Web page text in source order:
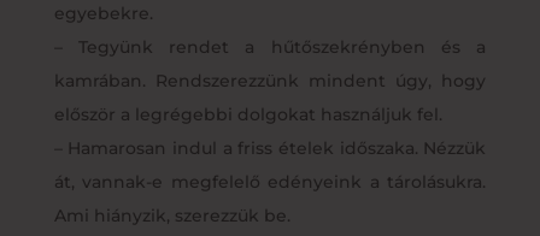
egyebekre.
– Tegyünk rendet a hűtőszekrényben és a
kamrában. Rendszerezzünk mindent úgy, hogy
először a legrégebbi dolgokat használjuk fel.
– Hamarosan indul a friss ételek időszaka. Nézzük
át, vannak-e megfelelő edényeink a tárolásukra.
Ami hiányzik, szerezzük be.